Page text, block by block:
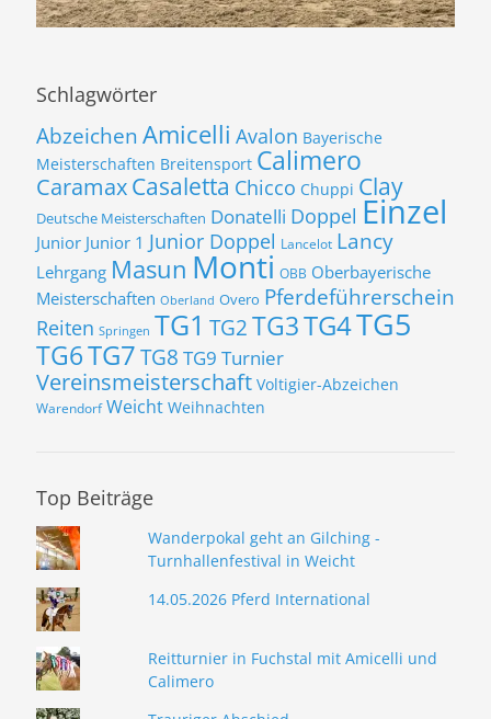
Schlagwörter
Abzeichen Amicelli Avalon Bayerische
Meisterschaften Breitensport Calimero
CaramaxCasaletta Chicco Chuppi Clay
Deutsche Meisterschaften Donatelli Doppel Einzel
Junior Junior 1 Junior Doppel Lancelot Lancy
Lehrgang Masun Monti OBB Oberbayerische
Meisterschaften Oberland Overo Pferdeführerschein
Reiten Springen TG1 TG2TG3TG4TG5
TG6TG7TG8 TG9 Turnier
Vereinsmeisterschaft Voltigier-Abzeichen
Warendorf Weicht Weihnachten
Top Beiträge
Wanderpokal geht an Gilching -
Turnhallenfestival in Weicht
14.05.2026 Pferd International
Reitturnier in Fuchstal mit Amicelli und
Calimero